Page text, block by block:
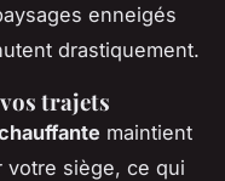
enneigés
drastiquement.
trajets
maintient
votre siège, ce qui